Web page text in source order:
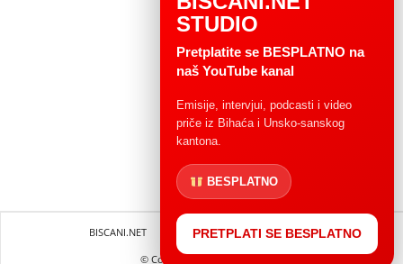
BISCANI.NET Impressum
Uvjeti korištenja
© Copryright 2004 - 2025.
STUDIO
Pretplatite se BESPLATNO na
naš YouTube kanal
Emisije, intervjui, podcasti i video
priče iz Bihaća i Unsko-sanskog
kantona.
BESPLATNO
PRETPLATI SE BESPLATNO